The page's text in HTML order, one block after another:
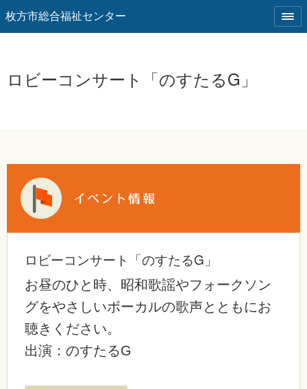
枚方市総合福祉センター
ロビーコンサート「のすたるG」
ロビーコンサート「のすたるG」
お昼のひと時、昭和歌謡やフォークソン
グをやさしいボーカルの歌声とともにお
聴きください。
出演：のすたるG